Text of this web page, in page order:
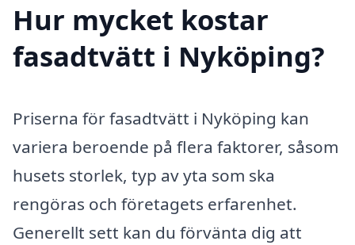
Hur mycket kostar
fasadtvätt i Nyköping?
Priserna för fasadtvätt i Nyköping kan
variera beroende på flera faktorer, såsom
husets storlek, typ av yta som ska
rengöras och företagets erfarenhet.
Generellt sett kan du förvänta dig att